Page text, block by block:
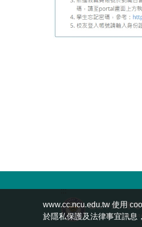
:::
www.cc.ncu.edu.tw 使用
於隱私保護及法律事宜訊息